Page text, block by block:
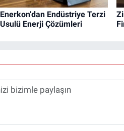
Enerkon’dan Endüstriye Terzi
Usulü Enerji Çözümleri